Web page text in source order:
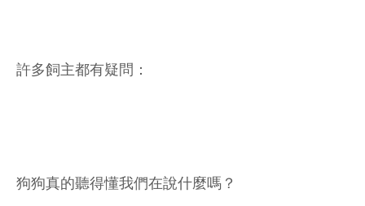
許多飼主都有疑問：
狗狗真的聽得懂我們在說什麼嗎？